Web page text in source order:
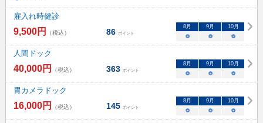
雇入れ時健診
9,500円 （税込） 86 ポイント
8 月 9 月 10月
○ ○ ○
人間ドック
40,000円 （税込） 363 ポイント
8 月 9 月 10月
○ ○ ○
胃カメラドック
16,000円 （税込） 145 ポイント
8 月 9 月 10月
○ ○ ○